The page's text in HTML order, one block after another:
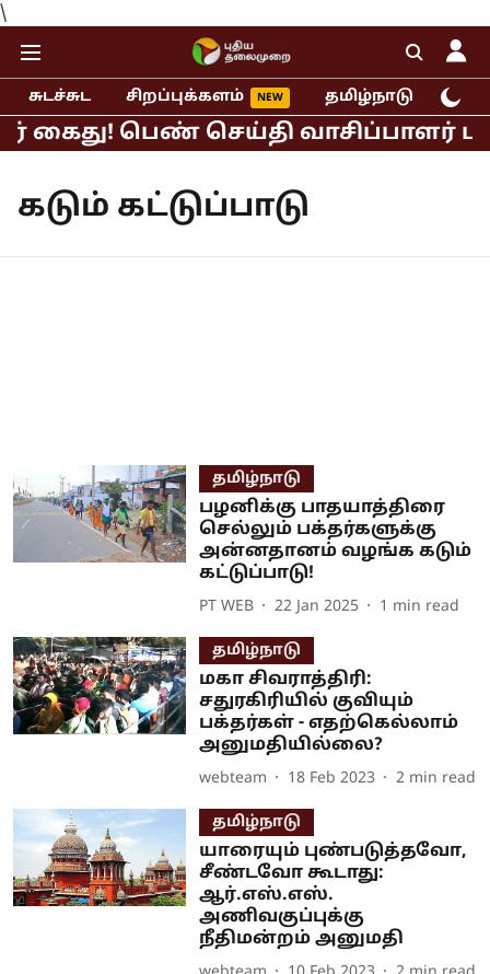
\
சுடச்சுட சிறப்புக்களம் தமிழ்நாடு
கைது! பெண் செய்தி வாசிப்பாளர்
கடும் கட்டுப்பாடு
தமிழ்நாடு
பழனிக்கு பாதயாத்திரை
செல்லும் பக்தர்களுக்கு
அன்னதானம் வழங்க கடும்
கட்டுப்பாடு!
PT WEB 22 Jan 2025 1 min read
தமிழ்நாடு
மகா சிவராத்திரி:
சதுரகிரியில் குவியும்
பக்தர்கள் - எதற்கெல்லாம்
அனுமதியில்லை?
webteam 18 Feb 2023 2 min read
தமிழ்நாடு
யாரையும் புண்படுத்தவோ,
சீண்டவோ கூடாது:
ஆர்.எஸ்.எஸ்.
அணிவகுப்புக்கு
நீதிமன்றம் அனுமதி